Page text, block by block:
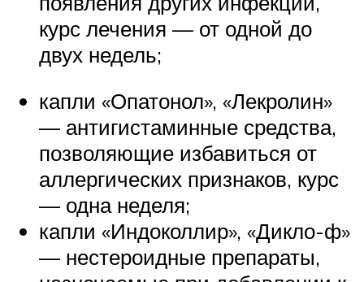
курс лечения — от одной до
двух недель;
капли «Опатонол», «Лекролин»
— антигистаминные средства,
позволяющие избавиться от
аллергических признаков, курс
— одна неделя;
капли «Индоколлир», «Дикло-ф»
— нестероидные препараты,